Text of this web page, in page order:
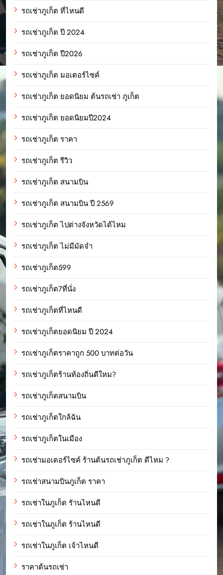
รถเช่าภูเก็ต ที่ไหนดี
รถเช่าภูเก็ต ปี 2024
รถเช่าภูเก็ต ปี2026
รถเช่าภูเก็ต มอเตอร์ไซค์
รถเช่าภูเก็ต ยอดนิยม ต้นรถเช่า ภูเก็ต
รถเช่าภูเก็ต ยอดนิยมปี2024
รถเช่าภูเก็ต ราคา
รถเช่าภูเก็ต รีวิว
รถเช่าภูเก็ต สนามบิน
รถเช่าภูเก็ต สนามบิน ปี 2569
รถเช่าภูเก็ต ไปต่างจังหวัดได้ไหม
รถเช่าภูเก็ต ไม่มีมัดจำ
รถเช่าภูเก็ต599
รถเช่าภูเก็ต7ที่นั่ง
รถเช่าภูเก็ตที่ไหนดี
รถเช่าภูเก็ตยอดนิยม ปี 2024
รถเช่าภูเก็ตราคาถูก 500 บาทต่อวัน
รถเช่าภูเก็ตร้านท้องถิ่นดีใหม?
รถเช่าภูเก็ตสนามบิน
รถเช่าภูเก็ตใกล้ฉัน
รถเช่าภูเก็ตในเมือง
รถเช่ามอเตอร์ไซค์ ร้านต้นรถเช่าภูเก็ต ดีไหม ?
รถเช่าสนามบินภูเก็ต ราคา
รถเช่าในภูเก็ต รัานไหนดี
รถเช่าในภูเก็ต ร้านไหนดี
รถเช่าในภูเก็ต เจ้าไหนดี
ราคาต้นรถเช่า